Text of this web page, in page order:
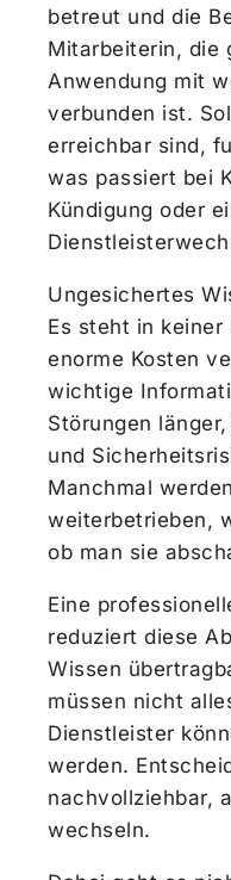
betreut und die
Mitarbeiterin, die
Anwendung mit
verbunden ist.
erreichbar sind,
was passiert bei
Kündigung oder
Ungesichertes
Es steht in keiner
enorme Kosten
wichtige
Störungen
und
Manchmal
weiterbetrieben,
ob man sie
Eine
reduziert diese
Wissen
müssen nicht
Dienstleister
werden.
nachvollziehbar,
wechseln.